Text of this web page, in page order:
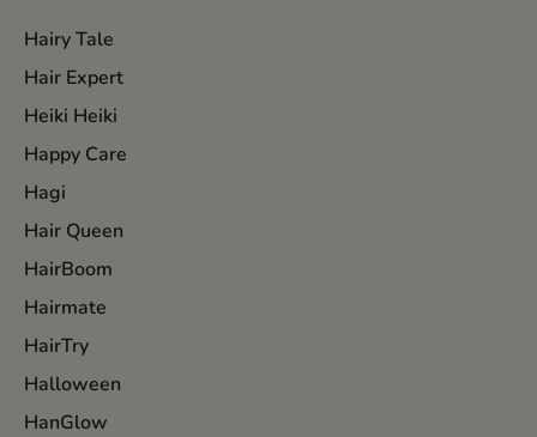
Hairy Tale
Hair Expert
Heiki Heiki
Happy Care
Hagi
Hair Queen
HairBoom
Hairmate
HairTry
Halloween
HanGlow